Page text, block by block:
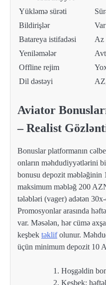
Yükləmə sürəti
Bildirişlər
Var
Batareya istifadəsi
Az
Yeniləmələr
Offline rejim
Dil dəstəyi
Aviator
– Realist
Bonuslar platformanın
onların məhdudiyyətlərini
bonusu depozit məbləğinin
maksimum məbləğ 200
tələbləri (vager) adətən
Promosyonlar arasında
var. Məsələn, hər cümə
keşbek təklifolunur.
üçün minimum depozit 10
Hoşgəldin
Keşbek: